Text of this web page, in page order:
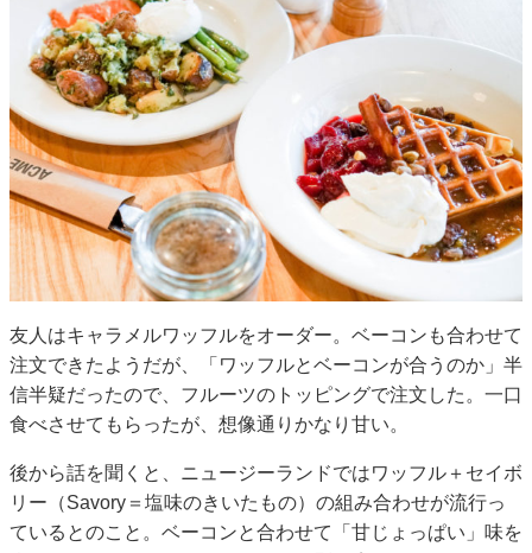
友人はキャラメルワッフルをオーダー。ベーコンも合わせて
注文できたようだが、「ワッフルとベーコンが合うのか」半
信半疑だったので、フルーツのトッピングで注文した。一口
食べさせてもらったが、想像通りかなり甘い。
後から話を聞くと、ニュージーランドではワッフル＋セイボ
リー（Savory＝塩味のきいたもの）の組み合わせが流行っ
ているとのこと。ベーコンと合わせて「甘じょっぱい」味を